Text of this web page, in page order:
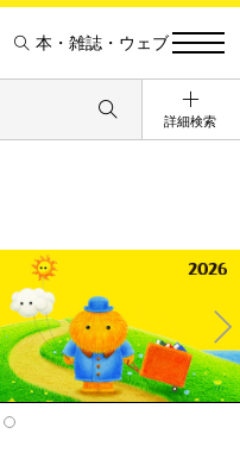
本・雑誌・ウェブ
詳細検索
Ne
xt